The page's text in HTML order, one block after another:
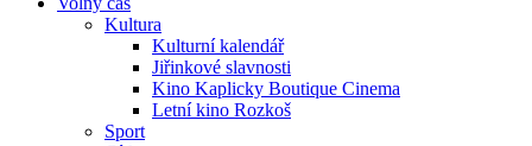
Kultura
Kulturní kalendář
Jiřinkové slavnosti
Kino Kaplicky Boutique Cinema
Letní kino Rozkoš
Sport